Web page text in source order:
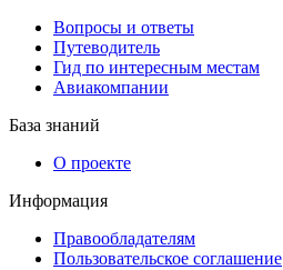
Вопросы и ответы
Путеводитель
Гид по интересным местам
Авиакомпании
База знаний
О проекте
Информация
Правообладателям
Пользовательское соглашение